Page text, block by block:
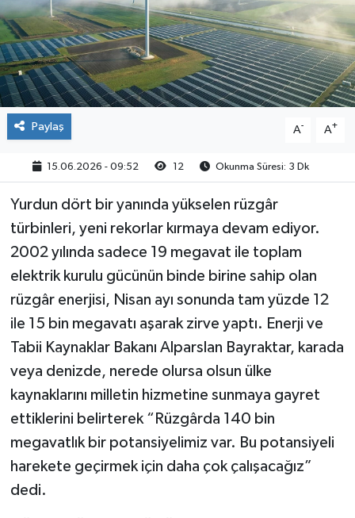
Paylaş A- A+
15.06.2026 - 09:52 12 Okunma Süresi: 3 Dk
Yurdun dört bir yanında yükselen rüzgâr
türbinleri, yeni rekorlar kırmaya devam ediyor.
2002 yılında sadece 19 megavat ile toplam
elektrik kurulu gücünün binde birine sahip olan
rüzgâr enerjisi, Nisan ayı sonunda tam yüzde 12
ile 15 bin megavatı aşarak zirve yaptı. Enerji ve
Tabii Kaynaklar Bakanı Alparslan Bayraktar, karada
veya denizde, nerede olursa olsun ülke
kaynaklarını milletin hizmetine sunmaya gayret
ettiklerini belirterek “Rüzgârda 140 bin
megavatlık bir potansiyelimiz var. Bu potansiyeli
harekete geçirmek için daha çok çalışacağız”
dedi.